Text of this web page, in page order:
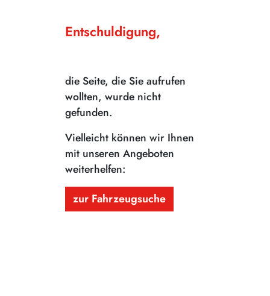
Entschuldigung,
die Seite, die Sie aufrufen
wollten, wurde nicht
gefunden.
Vielleicht können wir Ihnen
mit unseren Angeboten
weiterhelfen:
zur Fahrzeugsuche